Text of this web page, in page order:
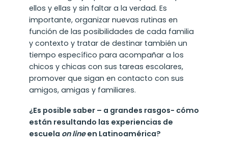
ellos y ellas y sin faltar a la verdad. Es
importante, organizar nuevas rutinas en
función de las posibilidades de cada familia
y contexto y tratar de destinar también un
tiempo específico para acompañar a los
chicos y chicas con sus tareas escolares,
promover que sigan en contacto con sus
amigos, amigas y familiares.
¿Es posible saber – a grandes rasgos- cómo
están resultando las experiencias de
escuela on lineen Latinoamérica?